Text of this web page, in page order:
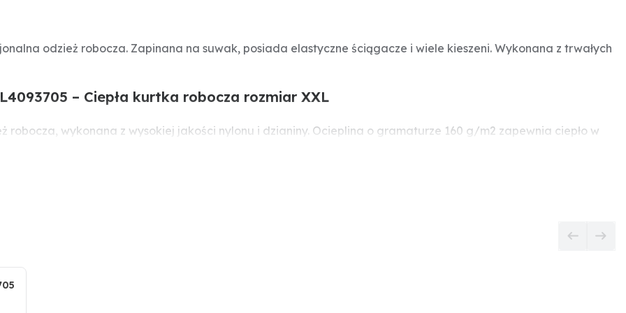
odzież robocza. Zapinana na suwak, posiada elastyczne ściągacze i wiele kieszeni. Wykonana z trwałych
– Ciepła kurtka robocza rozmiar XXL
robocza, wykonana z wysokiej jakości nylonu i dzianiny. Ocieplina o gramaturze 160 g/m2 zapewnia ciepło w
i na co dzień.